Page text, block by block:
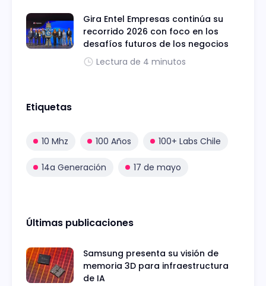
Gira Entel Empresas continúa su
recorrido 2026 con foco en los
desafíos futuros de los negocios
Lectura de 4 minutos
Etiquetas
10 Mhz 100 Años 100+ Labs Chile
14a Generación 17 de mayo
Últimas publicaciones
Samsung presenta su visión de
memoria 3D para infraestructura
de IA